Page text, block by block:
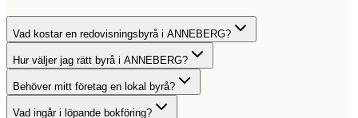
Vad kostar en redovisningsbyrå i ANNEBERG?
Hur väljer jag rätt byrå i ANNEBERG?
Behöver mitt företag en lokal byrå?
Vad ingår i löpande bokföring?